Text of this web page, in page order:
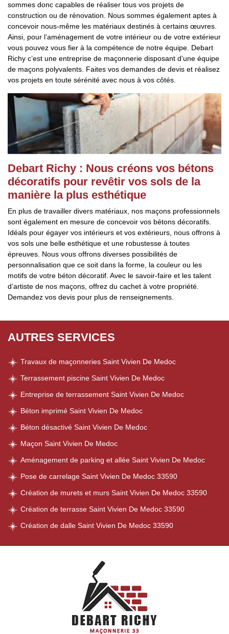
sommes donc capables de réaliser tous vos projets de
construction ou de rénovation. Nous sommes également aptes à
concevoir nous-même les matériaux destinés à certains œuvres.
Ainsi, pour l’aménagement de votre intérieur ou de votre extérieur
vous pouvez vous fier à la compétence de notre équipe. Debart
Richy c’est une entreprise de maçonnerie disposant d’une équipe
de maçons polyvalents. Faites vos demandes de devis et réalisez
vos projets en toute sérénité avec nous à vos côtés.
Debart Richy : Nous créons vos bétons
décoratifs pour revêtir vos sols de la
manière la plus esthétique
En plus de travailler divers matériaux, nos maçons professionnels
sont également en mesure de concevoir vos bétons décoratifs.
Idéals pour égayer vos intérieurs et vos extérieurs, nous offrons à
vos sols une belle esthétique et une robustesse à toutes
épreuves. Nous vous offrons diverses possibilités de
personnalisation que ce soit dans la forme, la couleur ou les
motifs de votre béton décoratif. Avec le savoir-faire et les talent
d’artiste de nos maçons, offrez du cachet à votre propriété.
Demandez vos devis pour plus de renseignements.
AUTRES SERVICES
Travaux de maçonneries Saint Vivien De Medoc
Terrassement piscine Saint Vivien De Medoc
Entreprise de terrassement Saint Vivien De Medoc
Béton imprimé Saint Vivien De Medoc
Béton désactivé Saint Vivien De Medoc
Maçon Saint Vivien De Medoc
Aménagement de parking et allée Saint Vivien De Medoc
Pose de carrelage Saint Vivien De Medoc 33590
Création de murets et murs Saint Vivien De Medoc 33590
Création de terrasse Saint Vivien De Medoc 33590
Création de dalle Saint Vivien De Medoc 33590